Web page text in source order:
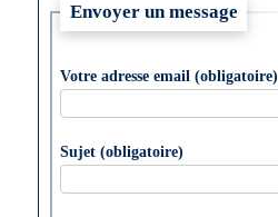
Envoyer un message
Votre adresse email (obligatoire)
Sujet (obligatoire)